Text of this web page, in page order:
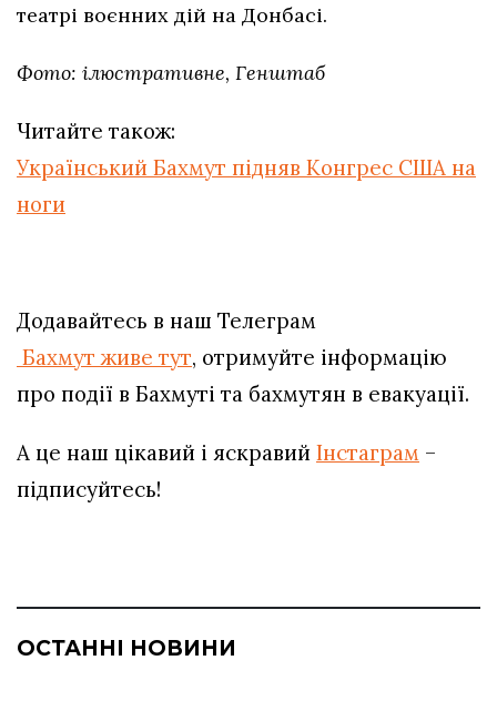
театрі воєнних дій на Донбасі.
Фото: ілюстративне, Генштаб
Читайте також:
Український Бахмут підняв Конгрес США на
ноги
Додавайтесь в наш Телеграм
Бахмут живе тут, отримуйте інформацію
про події в Бахмуті та бахмутян в евакуації.
А це наш цікавий і яскравий Інстаграм –
підписуйтесь!
ОСТАННІ НОВИНИ